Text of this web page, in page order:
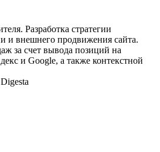
Разработка стратегии
и внешнего продвижения сайта.
за счет вывода позиций на
и Google, а также контекстной